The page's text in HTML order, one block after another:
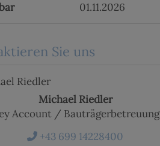
01.11.2026
Sie uns
Michael Riedler
Account / Bauträgerbetreuung
+43 699 14228400